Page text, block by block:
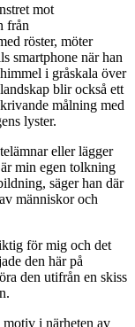
mot
från
röster, möter
smartphone när han
i gråskala över
blir också ett
målning med
lyster.
eller lägger
min egen tolkning
säger han där
människor och
för mig och det
den här på
den utifrån en skiss
i närheten av